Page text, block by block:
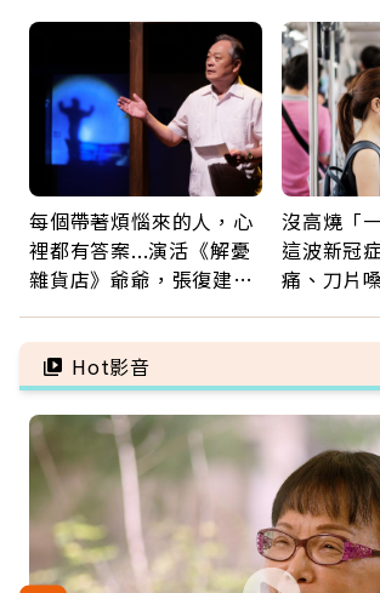
注意
每個帶著煩惱來的人，心
裡都有答案...演活《解憂
雜貨店》爺爺，張復建：
善待自己
沒高燒「
這波新冠
痛、刀片
肺，三高
管發炎
Hot影音